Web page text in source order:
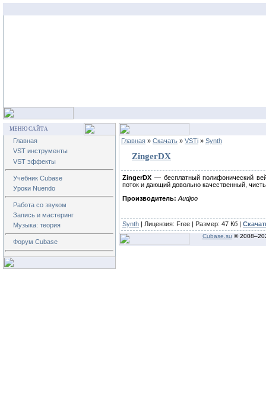
МЕНЮ САЙТА
Главная
VST инструменты
VST эффекты
Учебник Cubase
Уроки Nuendo
Работа со звуком
Запись и мастеринг
Музыка: теория
Форум Cubase
Главная » Скачать » VSTi » Synth
ZingerDX
ZingerDX — бесплатный полифонический
поток и дающий довольно качественный,
Производитель: Audjoo
Synth | Лицензия: Free | Размер: 47 Кб |
Cubase.su © 2008–